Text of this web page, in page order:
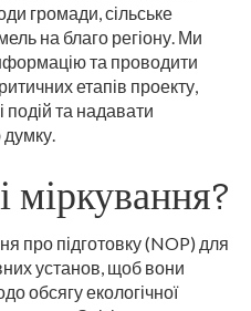
громади, сільське
на благо регіону. Ми
та проводити
етапів проекту,
та надавати
міркування?
про підготовку (NOP) для
установ, щоб вони
обсягу екологічної